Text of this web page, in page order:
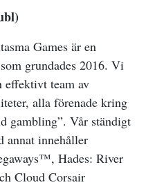
Games är en
grundades 2016. Vi
effektivt team av
alla förenade kring
gambling”. Vår ständigt
annat innehåller
Hades: River
Cloud Corsair